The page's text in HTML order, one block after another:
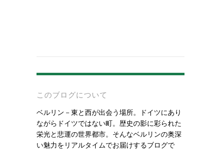
-
このブログについて
ベルリン－東と西が出会う場所。ドイツにあり
ながらドイツではない町。歴史の影に彩られた
栄光と悲運の世界都市。そんなベルリンの奥深
い魅力をリアルタイムでお届けするブログで